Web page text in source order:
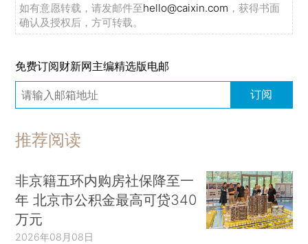
如有意愿转载，请发邮件至hello@caixin.com ，获得书面
确认及授权后，方可转载。
免费订阅财新网主编精选版电邮
订阅
推荐阅读
非京籍五环内购房社保降至一
年 北京市公积金最高可贷340
万元
2026年08月08日